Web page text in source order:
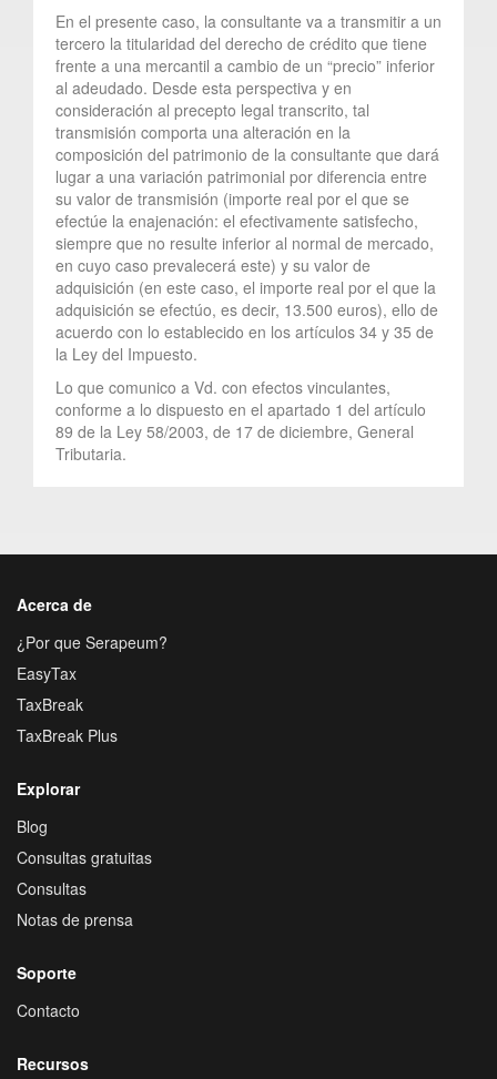
En el presente caso, la consultante va a transmitir a un
tercero la titularidad del derecho de crédito que tiene
frente a una mercantil a cambio de un “precio” inferior
al adeudado. Desde esta perspectiva y en
consideración al precepto legal transcrito, tal
transmisión comporta una alteración en la
composición del patrimonio de la consultante que dará
lugar a una variación patrimonial por diferencia entre
su valor de transmisión (importe real por el que se
efectúe la enajenación: el efectivamente satisfecho,
siempre que no resulte inferior al normal de mercado,
en cuyo caso prevalecerá este) y su valor de
adquisición (en este caso, el importe real por el que la
adquisición se efectúo, es decir, 13.500 euros), ello de
acuerdo con lo establecido en los artículos 34 y 35 de
la Ley del Impuesto.
Lo que comunico a Vd. con efectos vinculantes,
conforme a lo dispuesto en el apartado 1 del artículo
89 de la Ley 58/2003, de 17 de diciembre, General
Tributaria.
Acerca de
¿Por que Serapeum?
EasyTax
TaxBreak
TaxBreak Plus
Explorar
Blog
Consultas gratuitas
Consultas
Notas de prensa
Soporte
Contacto
Recursos